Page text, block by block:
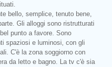
bello, semplice, tenuto bene,
Gli alloggi sono ristrutturati
punto a favore. Sono
spaziosi e luminosi, con gli
C'è la zona soggiorno con
da letto e bagno. La tv c'è sia